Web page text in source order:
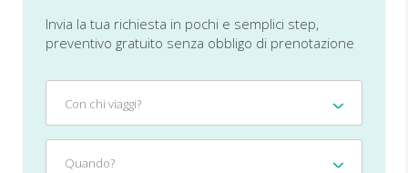
Invia la tua richiesta in pochi e semplici step,
preventivo gratuito senza obbligo di prenotazione
viaggi?
Con chi viaggi?
Quando?